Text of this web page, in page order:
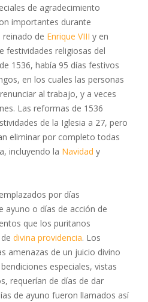
de agradecimiento
importantes durante
reinado de Enrique VIII y en
festividades religiosas del
1536, había 95 días festivos
en los cuales las personas
al trabajo, y a veces
Las reformas de 1536
de la Iglesia a 27, pero
eliminar por completo todas
incluyendo la Navidad y
por días
ayuno o días de acción de
que los puritanos
divina providencia. Los
amenazas de un juicio divino
especiales, vistas
requerían de días de dar
de ayuno fueron llamados así